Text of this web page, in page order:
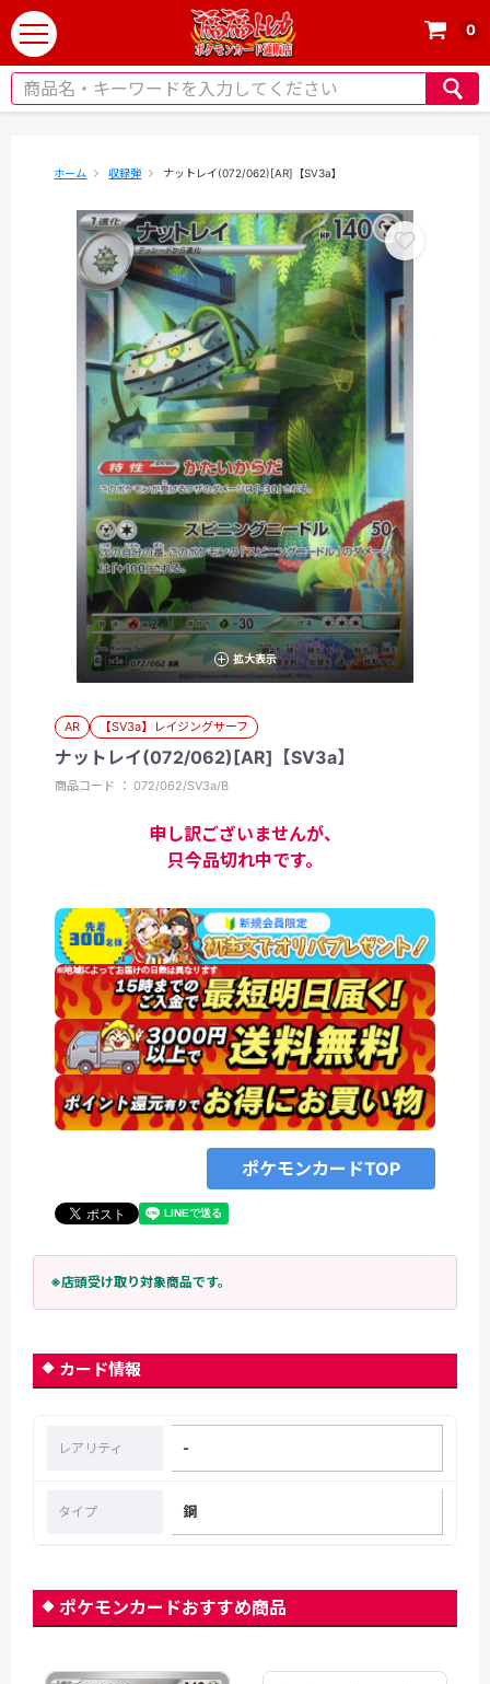
t
o
g
0
ホーム 収録弾 ナットレイ(072/062)[AR]【SV3a】
拡大表示
AR 【SV3a】レイジングサーフ
ナットレイ(072/062)[AR]【SV3a】
商品コード ： 072/062/SV3a/B
申し訳ございませんが、
只今品切れ中です。
ポケモンカードTOP
※店頭受け取り対象商品です。
カード情報
レアリティ -
タイプ 鋼
ポケモンカードおすすめ商品